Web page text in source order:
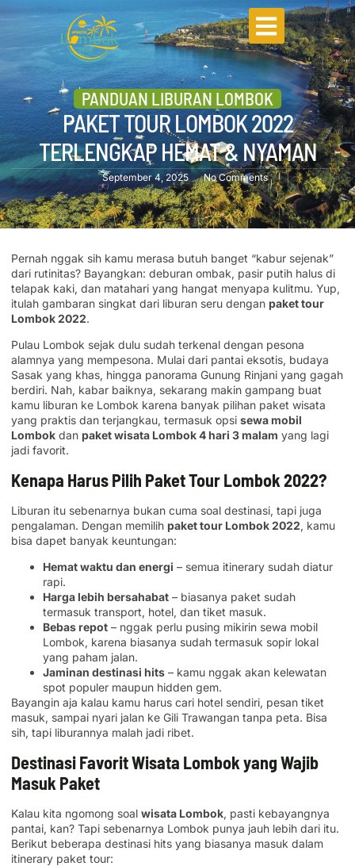
PANDUAN LIBURAN LOMBOK
PAKET TOUR LOMBOK 2022
TERLENGKAP HEMAT & NYAMAN
September 4, 2025 No Comments
Pernah nggak sih kamu merasa butuh banget “kabur sejenak”
dari rutinitas? Bayangkan: deburan ombak, pasir putih halus di
telapak kaki, dan matahari yang hangat menyapa kulitmu. Yup,
itulah gambaran singkat dari liburan seru dengan paket tour
Lombok 2022.
Pulau Lombok sejak dulu sudah terkenal dengan pesona
alamnya yang mempesona. Mulai dari pantai eksotis, budaya
Sasak yang khas, hingga panorama Gunung Rinjani yang gagah
berdiri. Nah, kabar baiknya, sekarang makin gampang buat
kamu liburan ke Lombok karena banyak pilihan paket wisata
yang praktis dan terjangkau, termasuk opsi sewa mobil
Lombok dan paket wisata Lombok 4 hari 3 malam yang lagi
jadi favorit.
Kenapa Harus Pilih Paket Tour Lombok 2022?
Liburan itu sebenarnya bukan cuma soal destinasi, tapi juga
pengalaman. Dengan memilih paket tour Lombok 2022, kamu
bisa dapet banyak keuntungan:
Hemat waktu dan energi – semua itinerary sudah diatur
rapi.
Harga lebih bersahabat – biasanya paket sudah
termasuk transport, hotel, dan tiket masuk.
Bebas repot – nggak perlu pusing mikirin sewa mobil
Lombok, karena biasanya sudah termasuk sopir lokal
yang paham jalan.
Jaminan destinasi hits – kamu nggak akan kelewatan
spot populer maupun hidden gem.
Bayangin aja kalau kamu harus cari hotel sendiri, pesan tiket
masuk, sampai nyari jalan ke Gili Trawangan tanpa peta. Bisa
sih, tapi liburannya malah jadi ribet.
Destinasi Favorit Wisata Lombok yang Wajib
Masuk Paket
Kalau kita ngomong soal wisata Lombok, pasti kebayangnya
pantai, kan? Tapi sebenarnya Lombok punya jauh lebih dari itu.
Berikut beberapa destinasi hits yang biasanya masuk dalam
itinerary paket tour: